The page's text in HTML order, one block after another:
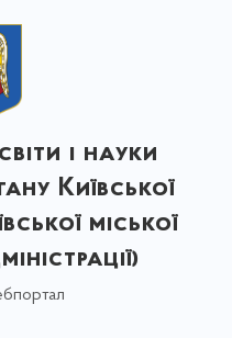
і науки
Київської
міської